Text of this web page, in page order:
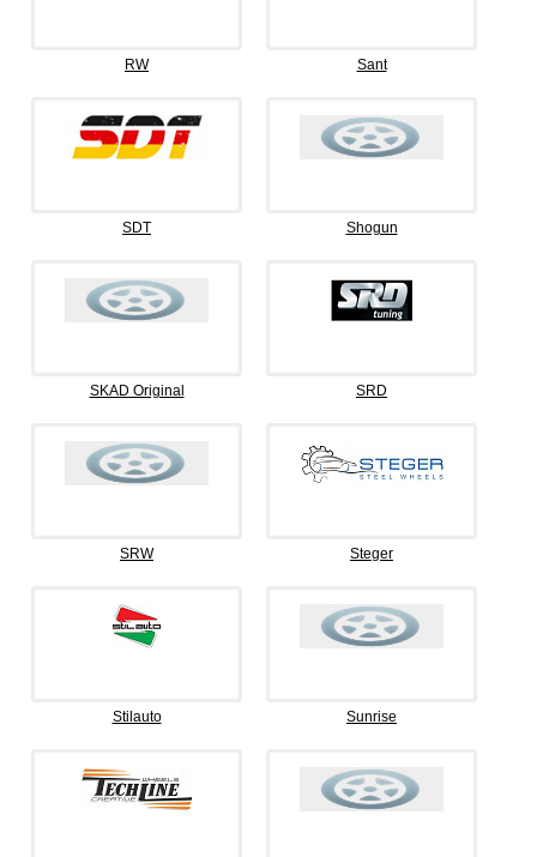
RW Sant
SDT Shogun
SKAD Original SRD
SRW Steger
Stilauto Sunrise